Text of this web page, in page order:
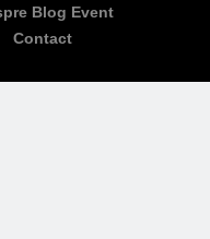
Blog Event
Contact